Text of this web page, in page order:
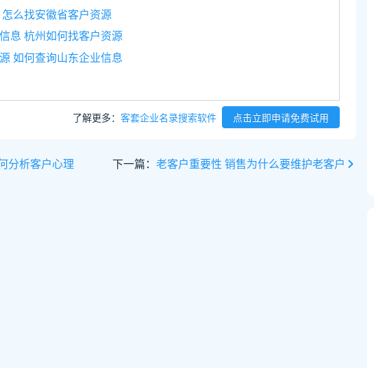
么找安徽省客户资源
息 杭州如何找客户资源
如何查询山东企业信息
了解更多： 客套企业名录搜索软件 点击立即申请免费试用
分析客户心理 下一篇： 老客户重要性 销售为什么要维护老客户